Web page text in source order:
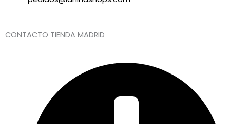
CONTACTO TIENDA MADRID